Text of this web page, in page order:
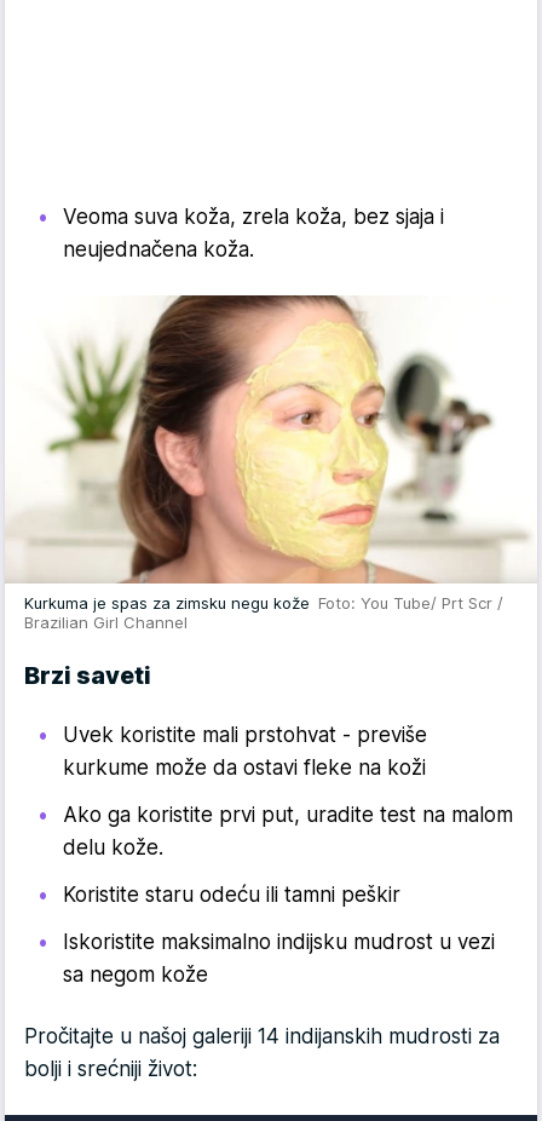
Veoma suva koža, zrela koža, bez sjaja i
neujednačena koža.
Kurkuma je spas za zimsku negu kože Foto: You Tube/ Prt Scr /
Brazilian Girl Channel
Brzi saveti
Uvek koristite mali prstohvat - previše
kurkume može da ostavi fleke na koži
Ako ga koristite prvi put, uradite test na malom
delu kože.
Koristite staru odeću ili tamni peškir
Iskoristite maksimalno indijsku mudrost u vezi
sa negom kože
Pročitajte u našoj galeriji 14 indijanskih mudrosti za
bolji i srećniji život: